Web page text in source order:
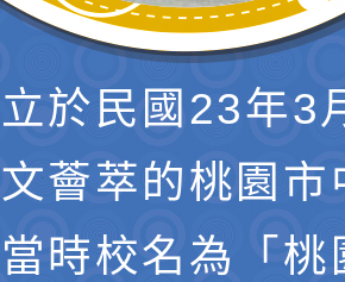
於民國23年3
薈萃的桃園市
時校名為「桃